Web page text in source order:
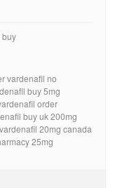
buy
vardenafil no
buy 5mg
order
buy uk 200mg
20mg canada
25mg